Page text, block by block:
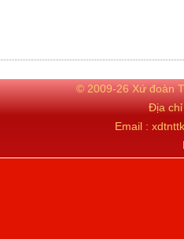
© 2009-26 Xứ đoàn
Địa
Email :